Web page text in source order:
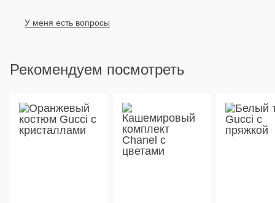
У меня есть вопросы
Рекомендуем посмотреть